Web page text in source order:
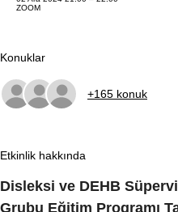
ZOOM
Konuklar
+165 konuk
Etkinlik hakkında
Disleksi ve DEHB
Grubu Eğitim Programı